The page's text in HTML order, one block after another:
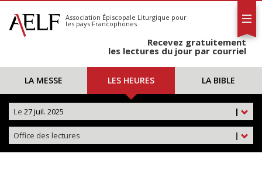
S'abonner
Calendrier
Association Épiscopale Liturgique pour
les pays Francophones
Recevez gratuitement
les lectures du jour par courriel
LA MESSE LES HEURES LA BIBLE
|
Le 27 juil. 2025
|
Office des lectures